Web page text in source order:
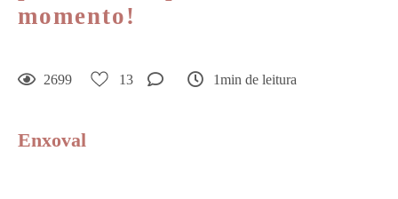
momento!
2699 13 1min de leitura
Enxoval